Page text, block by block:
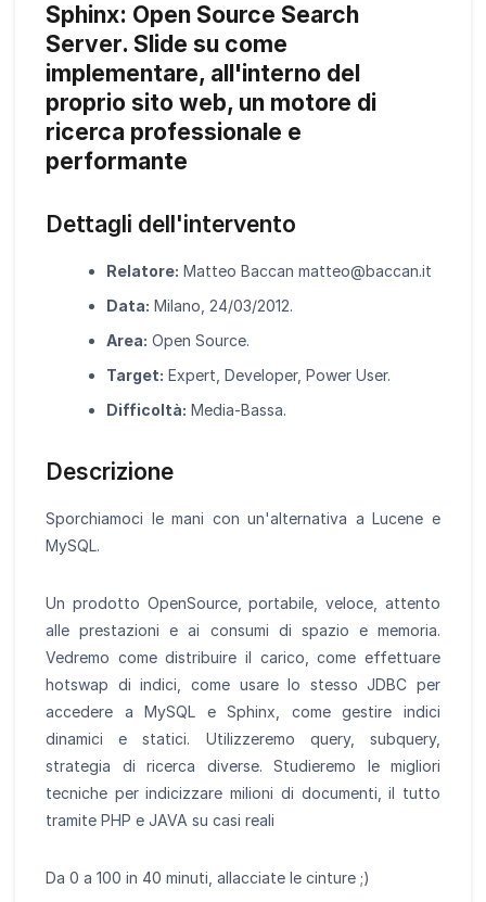
Sphinx: Open Source Search
Server. Slide su come
implementare, all'interno del
proprio sito web, un motore di
ricerca professionale e
performante
Dettagli dell'intervento
Relatore: Matteo Baccan matteo@baccan.it
Data: Milano, 24/03/2012.
Area: Open Source.
Target: Expert, Developer, Power User.
Difficoltà: Media-Bassa.
Descrizione
Sporchiamoci le mani con un'alternativa a Lucene e
MySQL.
Un prodotto OpenSource, portabile, veloce, attento
alle prestazioni e ai consumi di spazio e memoria.
Vedremo come distribuire il carico, come effettuare
hotswap di indici, come usare lo stesso JDBC per
accedere a MySQL e Sphinx, come gestire indici
dinamici e statici. Utilizzeremo query, subquery,
strategia di ricerca diverse. Studieremo le migliori
tecniche per indicizzare milioni di documenti, il tutto
tramite PHP e JAVA su casi reali
Da 0 a 100 in 40 minuti, allacciate le cinture ;)